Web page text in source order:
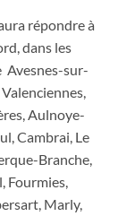
répondre à
dans les
Avesnes-sur-
Aulnoye-
Cambrai, Le
Branche,
Fourmies,
Marly,